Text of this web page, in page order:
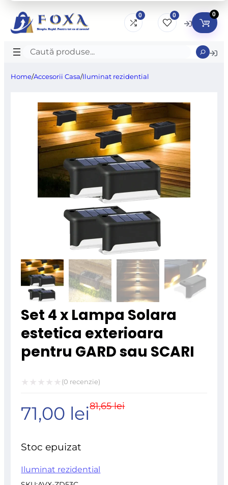
0 0 0
Caută
Home/Accesorii Casa/Iluminat rezidential
Set 4 x Lampa Solara
estetica exterioara
pentru GARD sau SCARI
la
(0 recenzie)
81,65leiPrețul
71,00 lei
Prețul
Stoc epuizat
Iluminat rezidential